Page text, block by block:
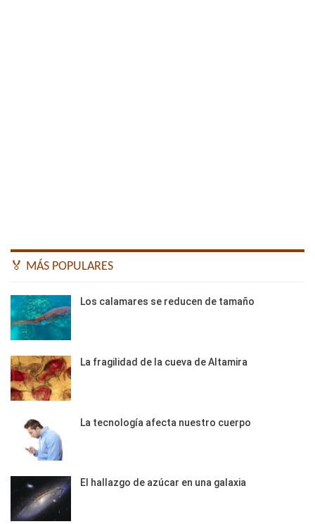
🏅 MÁS POPULARES
Los calamares se reducen de tamaño
La fragilidad de la cueva de Altamira
La tecnología afecta nuestro cuerpo
El hallazgo de azúcar en una galaxia